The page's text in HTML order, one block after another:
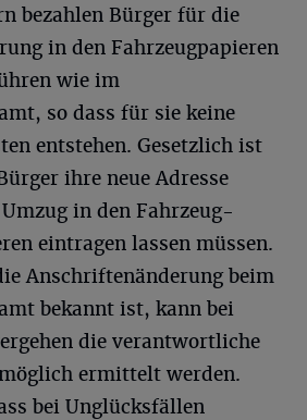
bezahlen Bürger für die
in den Fahrzeugpapieren
wie im
so dass für sie keine
entstehen. Gesetzlich ist
ihre neue Adresse
in den Fahrzeug-
eintragen lassen müssen.
Anschriftenänderung beim
bekannt ist, kann bei
die verantwortliche
ermittelt werden.
bei Unglücksfällen